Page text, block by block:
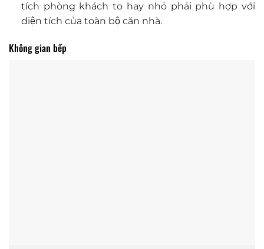
tích phòng khách to hay nhỏ phải phù hợp với
diện tích của toàn bộ căn nhà.
Không gian bếp